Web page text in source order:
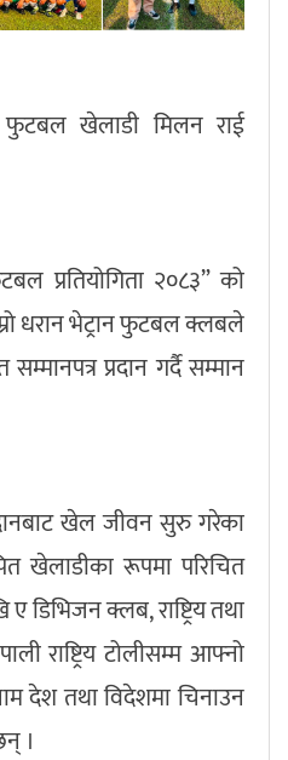
विशेष
साहित्य
ब्लग/रिभ्यु
फुटबल खेलाडी मिलन राई
प्रतियोगिता २०८३” को
धरान भेट्रान फुटबल क्लबले
प्रदान गर्दै सम्मान
खेल जीवन सुरु गरेका
खेलाडीका रूपमा परिचित
क्लब, राष्ट्रिय तथा
राष्ट्रिय टोलीसम्म आफ्नो
देश तथा विदेशमा चिनाउन
।